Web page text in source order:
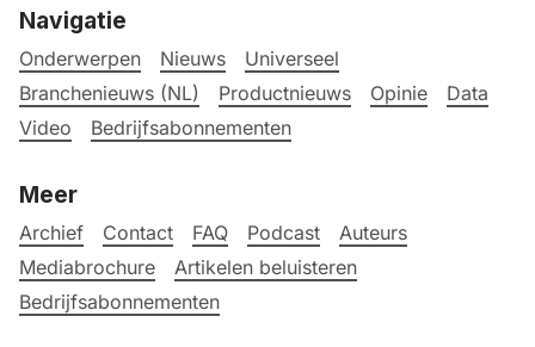
Navigatie
Onderwerpen Nieuws
Universeel
Branchenieuws (NL)
Productnieuws Opinie
Data
Video
Bedrijfsabonnementen
Meer
Archief Contact FAQ Podcast
Auteurs
Mediabrochure
Artikelen beluisteren
Bedrijfsabonnementen